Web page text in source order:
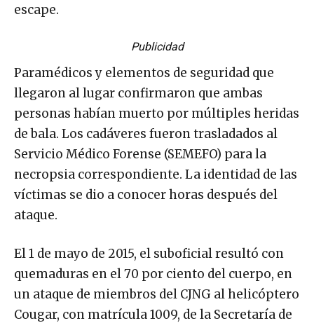
escape.
Publicidad
Paramédicos y elementos de seguridad que
llegaron al lugar confirmaron que ambas
personas habían muerto por múltiples heridas
de bala. Los cadáveres fueron trasladados al
Servicio Médico Forense (SEMEFO) para la
necropsia correspondiente. La identidad de las
víctimas se dio a conocer horas después del
ataque.
El 1 de mayo de 2015, el suboficial resultó con
quemaduras en el 70 por ciento del cuerpo, en
un ataque de miembros del CJNG al helicóptero
Cougar, con matrícula 1009, de la Secretaría de